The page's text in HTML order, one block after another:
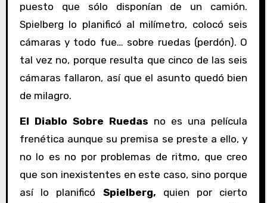
puesto que sólo disponían de un camión.
Spielberg lo planificó al milímetro, colocó seis
cámaras y todo fue… sobre ruedas (perdón). O
tal vez no, porque resulta que cinco de las seis
cámaras fallaron, así que el asunto quedó bien
de milagro.
El Diablo Sobre Ruedas no es una película
frenética aunque su premisa se preste a ello, y
no lo es no por problemas de ritmo, que creo
que son inexistentes en este caso, sino porque
así lo planificó Spielberg, quien por cierto